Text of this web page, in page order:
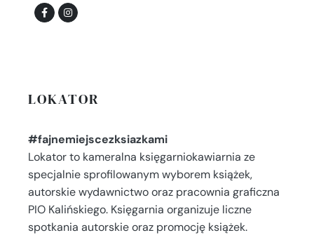
LOKATOR
#fajnemiejscezksiazkami
Lokator to kameralna księgarniokawiarnia ze
specjalnie sprofilowanym wyborem książek,
autorskie wydawnictwo oraz pracownia graficzna
PIO Kalińskiego. Księgarnia organizuje liczne
spotkania autorskie oraz promocję książek.